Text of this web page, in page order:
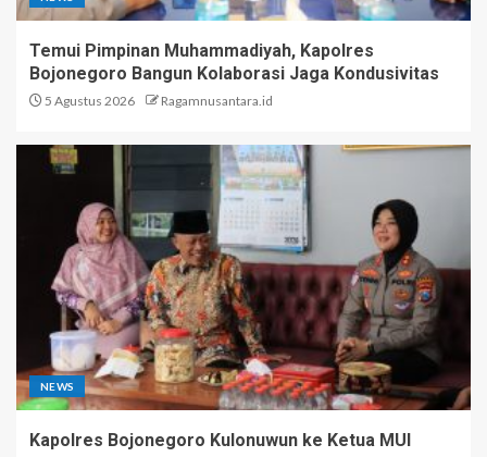
Temui Pimpinan Muhammadiyah, Kapolres
Bojonegoro Bangun Kolaborasi Jaga Kondusivitas
5 Agustus 2026 Ragamnusantara.id
NEWS
Kapolres Bojonegoro Kulonuwun ke Ketua MUI